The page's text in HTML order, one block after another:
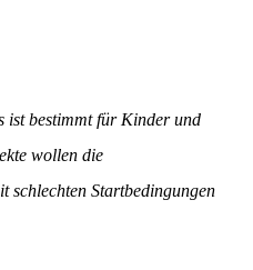
ist bestimmt für Kinder und
wollen die
schlechten Startbedingungen